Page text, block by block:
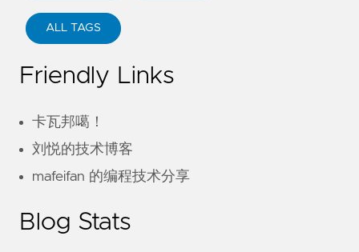
ALL TAGS
Friendly Links
卡瓦邦噶！
刘悦的技术博客
mafeifan 的编程技术分享
Blog Stats